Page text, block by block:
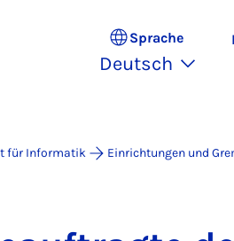
Sprache
Deutsch
für Informatik
Einrichtungen und